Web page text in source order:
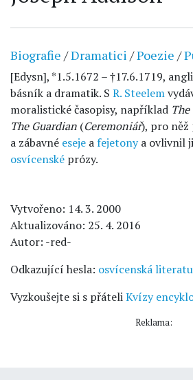
Biografie /Dramatici /Poezie /
[Edysn], *1.5.1672 – †17.6.1719,
básník a dramatik. S R. Steelem
moralistické časopisy, například
The Guardian (Ceremoniář), pro něž
a zábavné eseje a fejetonya ovlivnil
osvícenské prózy.
Vytvořeno: 14. 3. 2000
Aktualizováno: 25. 4. 2016
Autor: -red-
Odkazující hesla: osvícenská
Vyzkoušejte si s přáteliKvízy
Reklama: